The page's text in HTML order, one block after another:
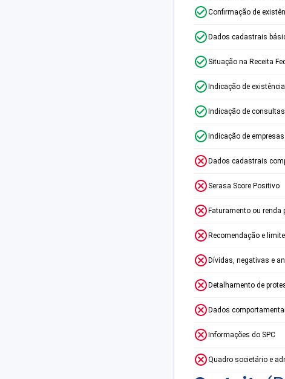
Confirmação de
Dados cadastrais
Situação na Receita
Indicação de
Indicação de
Indicação de
Dados cadastrais
Serasa Score Positivo
Faturamento ou renda
Recomendação e
Dívidas, negativas e
Detalhamento de
Dados
Informações do SPC
Quadro societário e